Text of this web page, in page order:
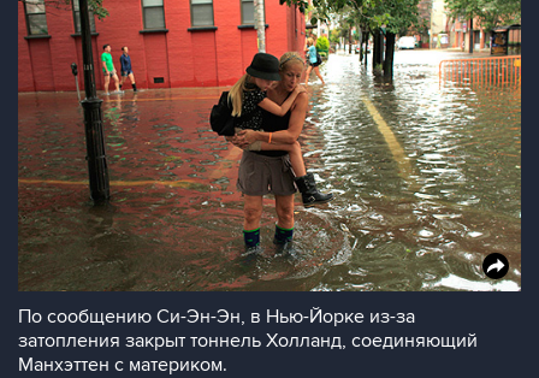
По сообщению Си-Эн-Эн, в Нью-Йорке из-за
затопления закрыт тоннель Холланд, соединяющий
Манхэттен с материком.